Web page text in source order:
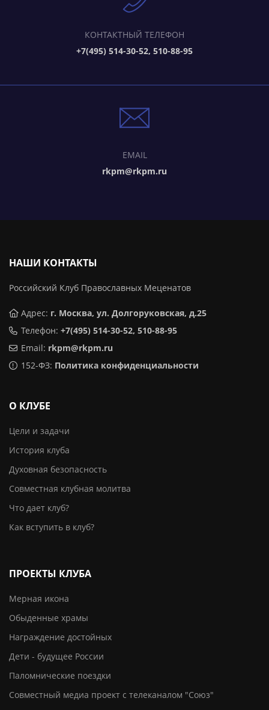
КОНТАКТНЫЙ ТЕЛЕФОН
+7(495) 514-30-52, 510-88-95
EMAIL
rkpm@rkpm.ru
НАШИ КОНТАКТЫ
Российский Клуб Православных Меценатов
Адрес: г. Москва, ул. Долгоруковская, д.25
Телефон: +7(495) 514-30-52, 510-88-95
Email: rkpm@rkpm.ru
152-ФЗ: Политика конфиденциальности
О КЛУБЕ
Цели и задачи
История клуба
Духовная безопасность
Совместная клубная молитва
Что дает клуб?
Как вступить в клуб?
ПРОЕКТЫ КЛУБА
Мерная икона
Обыденные храмы
Награждение достойных
Дети - будущее России
Паломнические поездки
Совместный медиа проект с телеканалом "Союз"